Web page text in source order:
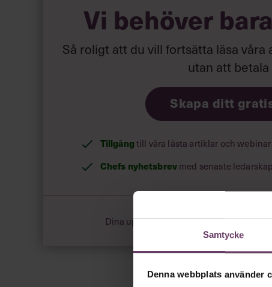
Samtycke
Denna webbplats använder
Vi behöver bara
Så roligt att du vill fortsätta läsa
utan att
Skapa ditt
Tillgång till våra låsta artiklar och webinar
Chefs nyhetsbrev med senaste
Dina uppgifter delas aldrig med tredje